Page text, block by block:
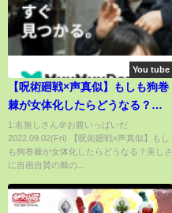
You tube
【呪術廻戦×声真似】もしも狗巻
棘が女体化したらどうなる？美
しさに自画自賛の棘の言動が
www【LINE・アフレコ・五条
悟・乙骨憂太・呪術廻戦０】
1:名無しさん＠お腹いっぱいだ
2022.09.02(Fri) 【呪術廻戦×声真似】もし
も狗巻棘が女体化したらどうなる？美しさ
に自画自賛の棘の...